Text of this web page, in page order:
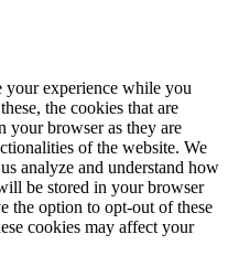
your experience while you
the cookies that are
your browser as they are
of the website. We
analyze and understand how
be stored in your browser
the option to opt-out of these
cookies may affect your